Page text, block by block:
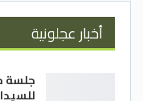
أخبار عجلونية
جلسة